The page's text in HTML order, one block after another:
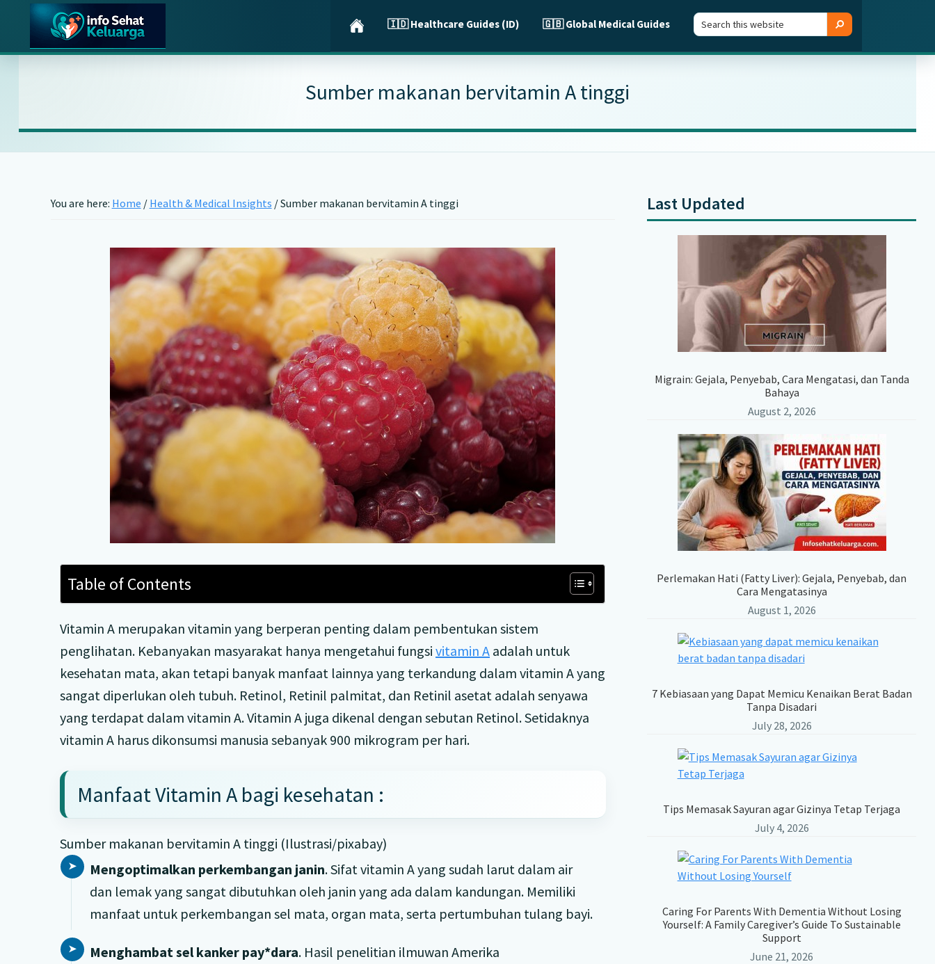
main
primary
footerInfo
Temukan
Keluarga
Terpercaya
🇮🇩 Healthcare Guides (ID) 🇬🇧 Global Medical Guides
Search
this
Search
Sumber makanan bervitamin A tinggi
You are here: Home / Health & Medical Insights /Sumber makanan bervitamin A tinggi
Table of Contents
Vitamin A merupakan vitamin yang berperan penting dalam pembentukan sistem
penglihatan. Kebanyakan masyarakat hanya mengetahui fungsivitamin A adalah untuk
kesehatan mata, akan tetapi banyak manfaat lainnya yang terkandung dalam vitamin A yang
sangat diperlukan oleh tubuh. Retinol, Retinil palmitat, dan Retinil asetat adalah senyawa
yang terdapat dalam vitamin A. Vitamin A juga dikenal dengan sebutan Retinol. Setidaknya
vitamin A harus dikonsumsi manusia sebanyak 900 mikrogram per hari.
Manfaat Vitamin A bagi kesehatan :
Sumber makanan bervitamin A tinggi (Ilustrasi/pixabay)
Mengoptimalkan perkembangan janin. Sifat vitamin A yang sudah larut dalam air
dan lemak yang sangat dibutuhkan oleh janin yang ada dalam kandungan. Memiliki
manfaat untuk perkembangan sel mata, organ mata, serta pertumbuhan tulang bayi.
Menghambat sel kanker pay*dara. Hasil penelitian ilmuwan Amerika
Primary
Sidebar
Last Updated
Migrain: Gejala, Penyebab, Cara Mengatasi, dan Tanda
Bahaya
August 2, 2026
Perlemakan Hati (Fatty Liver): Gejala, Penyebab, dan
Cara Mengatasinya
August 1, 2026
7 Kebiasaan yang Dapat Memicu Kenaikan Berat Badan
Tanpa Disadari
July 28, 2026
Tips Memasak Sayuran agar Gizinya Tetap Terjaga
July 4, 2026
Caring For Parents With Dementia Without Losing
Yourself: A Family Caregiver’s Guide To Sustainable
Support
June 21, 2026